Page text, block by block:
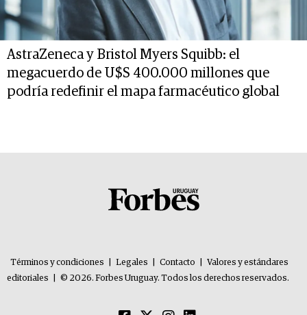
AstraZeneca y Bristol Myers Squibb: el
megacuerdo de U$S 400.000 millones que
podría redefinir el mapa farmacéutico global
Términos y condiciones Legales Contacto
Valores y estándares
editoriales
© 2026. Forbes Uruguay. Todos los derechos reservados.